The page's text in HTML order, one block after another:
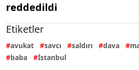
reddedildi
Etiketler
avukat savcı saldırı dava
baba
İstanbul